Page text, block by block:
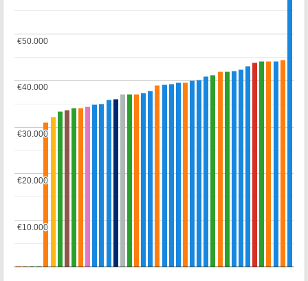
€10.000
€10.000
€20.000
€20.000
€30.000
€30.000
€40.000
€40.000
€50.000
€50.000